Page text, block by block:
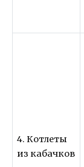
4. Котлеты
из кабачков